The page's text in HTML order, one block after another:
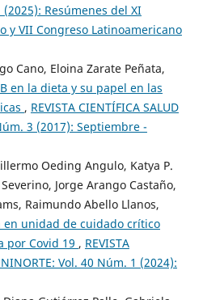
(2025): Resúmenes del XI
y VII Congreso Latinoamericano
Cano, Eloina Zarate Peñata,
en la dieta y su papel en las
, REVISTA CIENTÍFICA SALUD
3 (2017): Septiembre -
Oeding Angulo, Katya P.
Jorge Arango Castaño,
Raimundo Abello Llanos,
en unidad de cuidado crítico
por Covid 19 , REVISTA
Vol. 40 Núm. 1 (2024):